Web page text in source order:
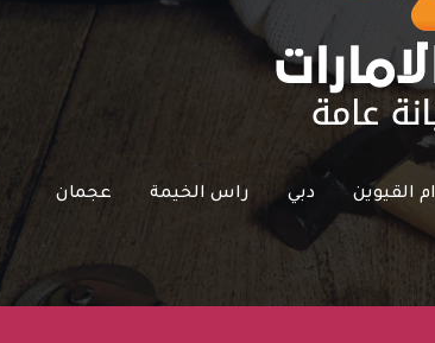
ام القيوين دبي راس الخيمة عجمان